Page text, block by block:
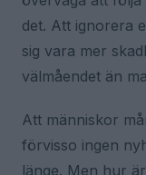
det. Att ignorera
sig vara mer
välmåendet än
Att människor
förvisso ingen
länge. Men hur